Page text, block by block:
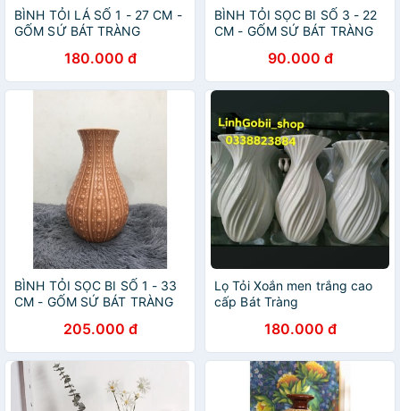
BÌNH TỎI LÁ SỐ 1 - 27 CM -
GỐM SỨ BÁT TRÀNG
180.000 đ
BÌNH TỎI SỌC BI SỐ 3 - 22
CM - GỐM SỨ BÁT TRÀNG
90.000 đ
BÌNH TỎI SỌC BI SỐ 1 - 33
CM - GỐM SỨ BÁT TRÀNG
205.000 đ
Lọ Tỏi Xoắn men trắng cao
cấp Bát Tràng
180.000 đ